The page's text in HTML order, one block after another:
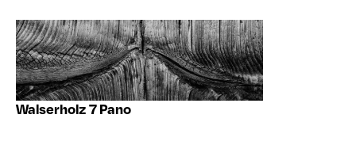
Walserholz 7 Pano